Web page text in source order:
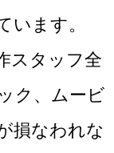
います。
スタッフ全
ク、ムービ
損なわれな